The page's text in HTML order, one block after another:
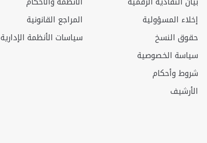
إخلاء المسؤولية
حقوق النسخ
سياسة الخصوصية
شروط وأحكام
الأرشيف
المراجع القانونية
سياسات الأنظمة الإدارية